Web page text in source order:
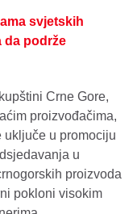
svjetskih
da podrže
Crne Gore,
proizvođačima,
uključe u promociju
u
proizvoda
pokloni visokim